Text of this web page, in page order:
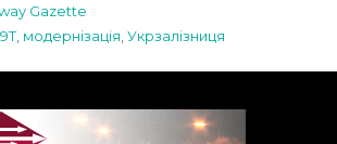
Gazette
, модернізація Укрзалізниця